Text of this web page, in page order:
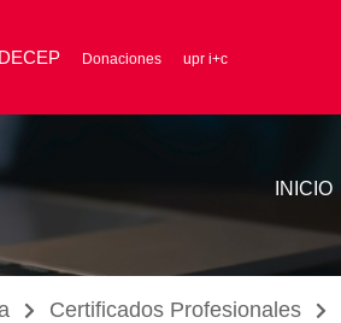
Donaciones upr i+c
INICIO
Certificados Profesionales